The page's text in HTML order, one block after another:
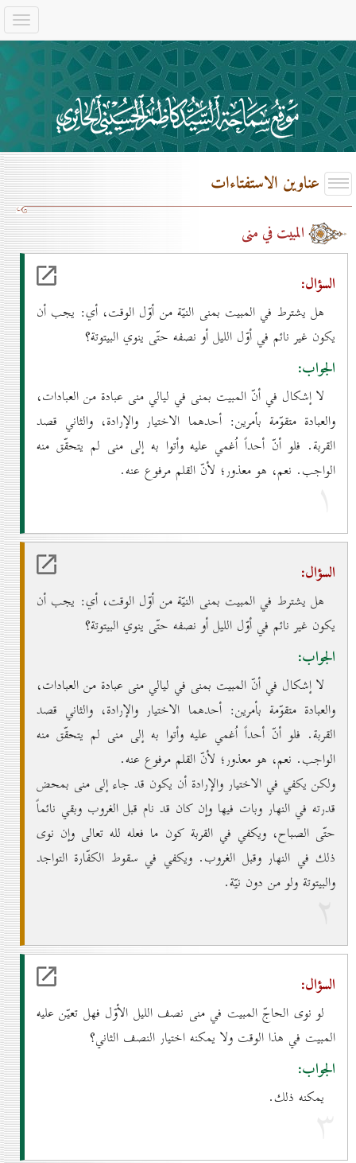
عناوين الاستفتاءات
المبيت في منى
السؤال:
هل يشترط في المبيت بمنى النيّة من أوّل الوقت، أي: يجب أن
يكون غير نائم في أوّل الليل أو نصفه حتّى ينوي البيتوتة؟
الجواب:
لا إشكال في أنّ المبيت بمنى في ليالي منى عبادة من العبادات،
والعبادة متقوّمة بأمرين: أحدهما الاختيار والإرادة، والثاني قصد
القربة. فلو أنّ أحداً اُغمي عليه وأتوا به إلى منى لم يتحقّق منه
الواجب. نعم، هو معذور؛ لأنّ القلم مرفوع عنه.
۱
السؤال:
هل يشترط في المبيت بمنى النيّة من أوّل الوقت، أي: يجب أن
يكون غير نائم في أوّل الليل أو نصفه حتّى ينوي البيتوتة؟
الجواب:
لا إشكال في أنّ المبيت بمنى في ليالي منى عبادة من العبادات،
والعبادة متقوّمة بأمرين: أحدهما الاختيار والإرادة، والثاني قصد
القربة. فلو أنّ أحداً اُغمي عليه وأتوا به إلى منى لم يتحقّق منه
الواجب. نعم، هو معذور؛ لأنّ القلم مرفوع عنه.
ولكن يكفي في الاختيار والإرادة أن يكون قد جاء إلى منى بمحض
قدرته في النهار وبات فيها وإن كان قد نام قبل الغروب وبقي نائماً
حتّى الصباح، ويكفي في القربة كون ما فعله لله تعالى وإن نوى
ذلك في النهار وقبل الغروب. ويكفي في سقوط الكفّارة التواجد
والبيتوتة ولو من دون نيّة.
۲
السؤال:
لو نوى الحاجّ المبيت في منى نصف الليل الأوّل فهل تعيّن عليه
المبيت في هذا الوقت ولا يمكنه اختيار النصف الثاني؟
الجواب:
يمكنه ذلك.
۳